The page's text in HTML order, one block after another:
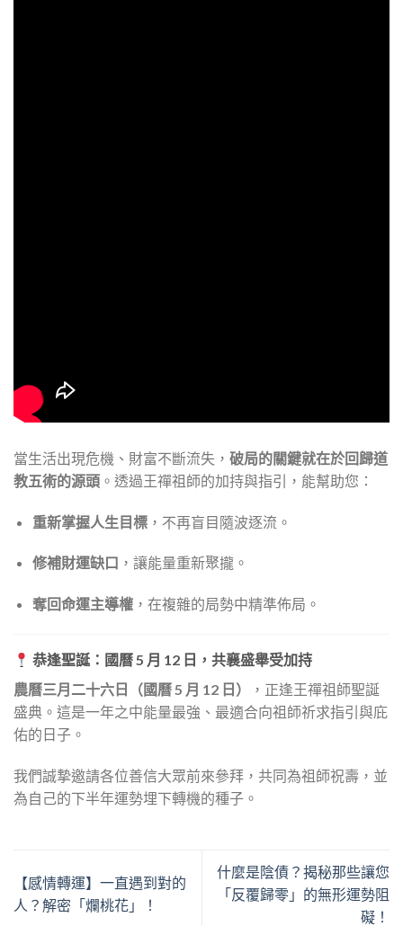
當生活出現危機、財富不斷流失， 破局的關鍵就在於回歸道
教五術的源頭 。透過王禪祖師的加持與指引，能幫助您：
重新掌握人生目標，不再盲目隨波逐流。
修補財運缺口 ，讓能量重新聚攏。
奪回命運主導權，在複雜的局勢中精準佈局。
恭逢聖誕：國曆 5 月 12 日，共襄盛舉受加持
農曆三月二十六日（國曆 5 月 12 日）
，正逢王禪祖師聖誕
盛典。這是一年之中能量最強、最適合向祖師祈求指引與庇
佑的日子。
我們誠摯邀請各位善信大眾前來參拜，共同為祖師祝壽，並
為自己的下半年運勢埋下轉機的種子。
【感情轉運】一直遇到對的
人？解密「爛桃花」！
什麼是陰債？揭秘那些讓您
「反覆歸零」的無形運勢阻
礙！